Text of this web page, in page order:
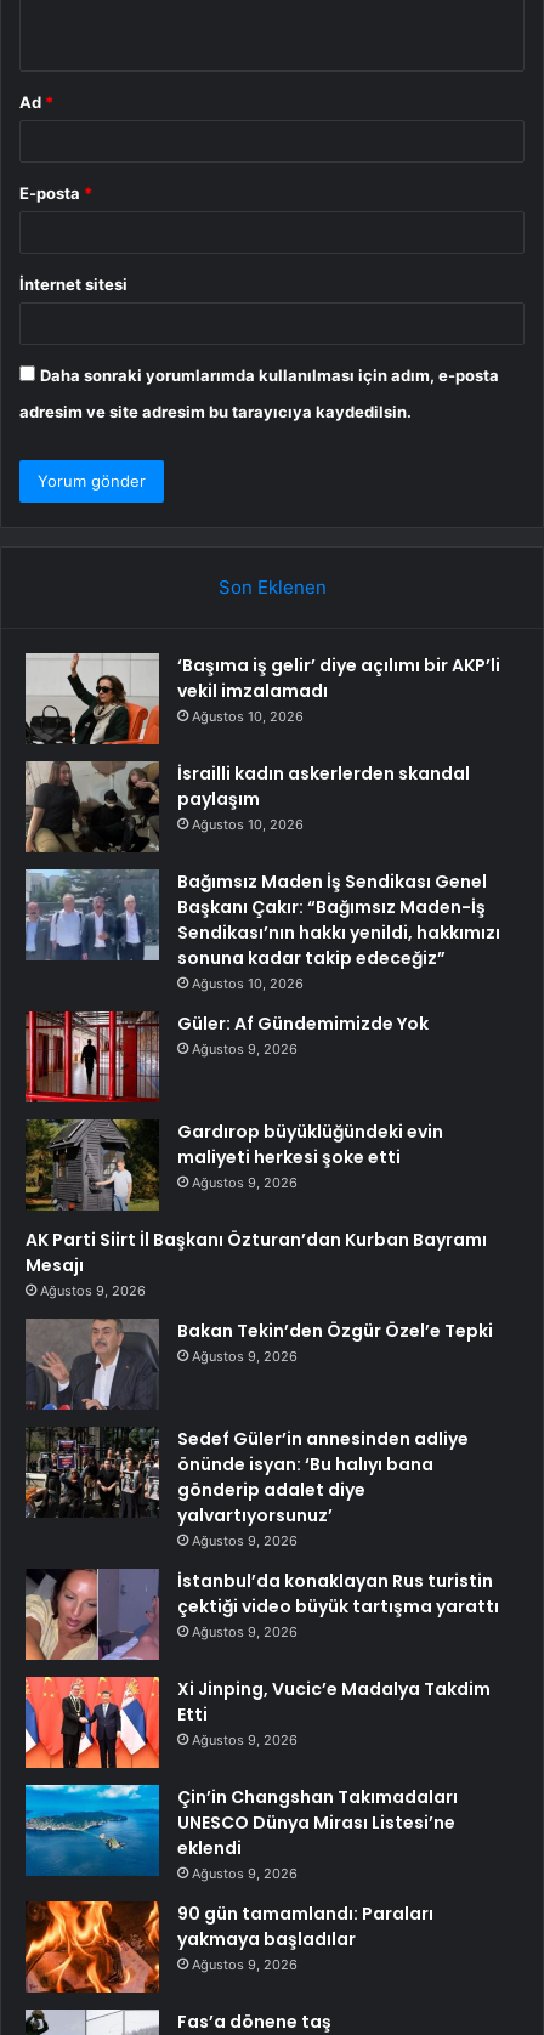
Ad *
E-posta *
İnternet sitesi
Daha sonraki yorumlarımda kullanılması için adım, e-posta
adresim ve site adresim bu tarayıcıya kaydedilsin.
Son Eklenen
‘Başıma iş gelir’ diye açılımı bir AKP’li
vekil imzalamadı
Ağustos 10, 2026
İsrailli kadın askerlerden skandal
paylaşım
Ağustos 10, 2026
Bağımsız Maden İş Sendikası Genel
Başkanı Çakır: “Bağımsız Maden-İş
Sendikası’nın hakkı yenildi, hakkımızı
sonuna kadar takip edeceğiz”
Ağustos 10, 2026
Güler: Af Gündemimizde Yok
Ağustos 9, 2026
Gardırop büyüklüğündeki evin
maliyeti herkesi şoke etti
Ağustos 9, 2026
AK Parti Siirt İl Başkanı Özturan’dan Kurban Bayramı
Mesajı
Ağustos 9, 2026
Bakan Tekin’den Özgür Özel’e Tepki
Ağustos 9, 2026
Sedef Güler’in annesinden adliye
önünde isyan: ‘Bu halıyı bana
gönderip adalet diye
yalvartıyorsunuz’
Ağustos 9, 2026
İstanbul’da konaklayan Rus turistin
çektiği video büyük tartışma yarattı
Ağustos 9, 2026
Xi Jinping, Vucic’e Madalya Takdim
Etti
Ağustos 9, 2026
Çin’in Changshan Takımadaları
UNESCO Dünya Mirası Listesi’ne
eklendi
Ağustos 9, 2026
90 gün tamamlandı: Paraları
yakmaya başladılar
Ağustos 9, 2026
Fas’a dönene taş